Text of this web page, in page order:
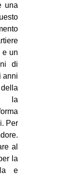
una
e un
di
anni
la
Per
al
la
e